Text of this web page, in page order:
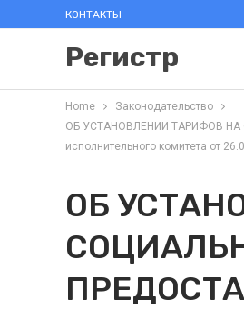
КОНТАКТЫ
Регистр
Home
Законодательство
ОБ УСТАНОВЛЕНИИ ТАРИФОВ НА
исполнительного комитета от
ОБ